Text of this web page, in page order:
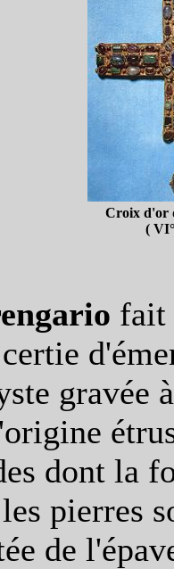
Croix d'or
(
fait
gravée
dont la
pierres
de